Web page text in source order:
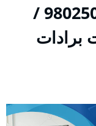
تصليح ثلاجات الصبية / 98025055 /
برادات